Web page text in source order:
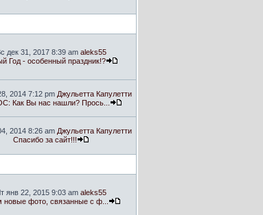
дек 31, 2017 8:39 am aleks55
Год - особенный праздник!?
2014 7:12 pm Джульетта Капулетти
Как Вы нас нашли? Прось...
2014 8:26 am Джульетта Капулетти
Спасибо за сайт!!!
янв 22, 2015 9:03 am aleks55
фото, связанные с ф...